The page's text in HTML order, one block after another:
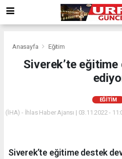
Anasayfa Eğitim
Siverek’te
EĞITIM
(İHA) - İhlas Haber Ajansı | 03.11.2022 -
Siverek’te eğitime destek